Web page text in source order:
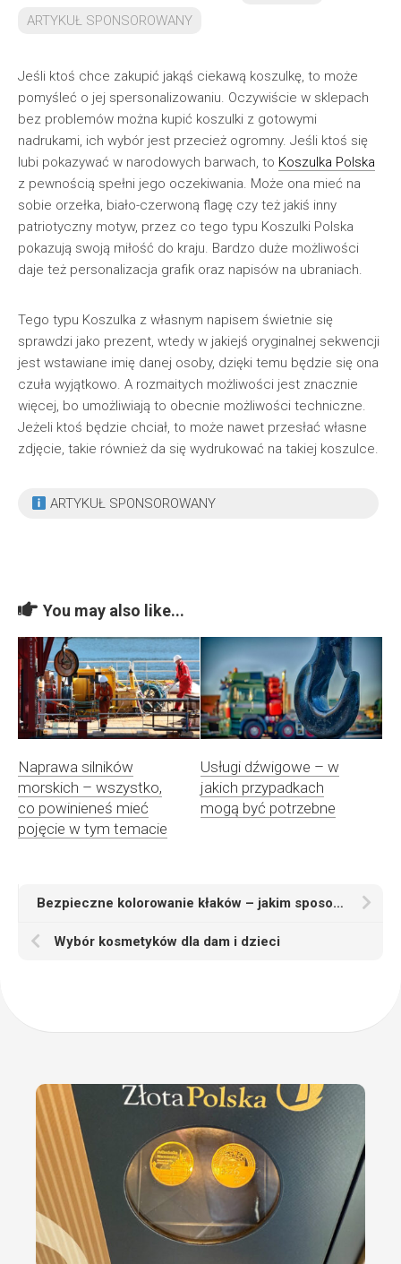
ARTYKUŁ SPONSOROWANY
Jeśli ktoś chce zakupić jakąś ciekawą koszulkę, to może
pomyśleć o jej spersonalizowaniu. Oczywiście w sklepach
bez problemów można kupić koszulki z gotowymi
nadrukami, ich wybór jest przecież ogromny. Jeśli ktoś się
lubi pokazywać w narodowych barwach, to Koszulka Polska
z pewnością spełni jego oczekiwania. Może ona mieć na
sobie orzełka, biało-czerwoną flagę czy też jakiś inny
patriotyczny motyw, przez co tego typu Koszulki Polska
pokazują swoją miłość do kraju. Bardzo duże możliwości
daje też personalizacja grafik oraz napisów na ubraniach.
Tego typu Koszulka z własnym napisem świetnie się
sprawdzi jako prezent, wtedy w jakiejś oryginalnej sekwencji
jest wstawiane imię danej osoby, dzięki temu będzie się ona
czuła wyjątkowo. A rozmaitych możliwości jest znacznie
więcej, bo umożliwiają to obecnie możliwości techniczne.
Jeżeli ktoś będzie chciał, to może nawet przesłać własne
zdjęcie, takie również da się wydrukować na takiej koszulce.
ARTYKUŁ SPONSOROWANY
You may also like...
Naprawa silników
morskich – wszystko,
co powinieneś mieć
pojęcie w tym temacie
Usługi dźwigowe – w
jakich przypadkach
mogą być potrzebne
Bezpieczne kolorowanie kłaków – jakim sposobem wybrać fryzjera?
Wybór kosmetyków dla dam i dzieci